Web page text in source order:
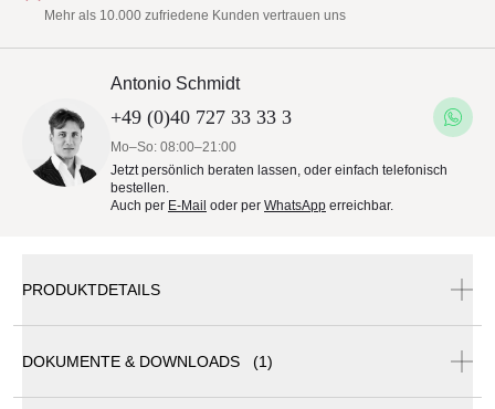
Mehr als 10.000 zufriedene Kunden vertrauen uns
Antonio Schmidt
+49 (0)40 727 33 33 3
Mo–So: 08:00–21:00
Jetzt persönlich beraten lassen, oder einfach telefonisch
bestellen.
Auch per E-Mail oder per WhatsApp erreichbar.
PRODUKTDETAILS
DOKUMENTE & DOWNLOADS (1)